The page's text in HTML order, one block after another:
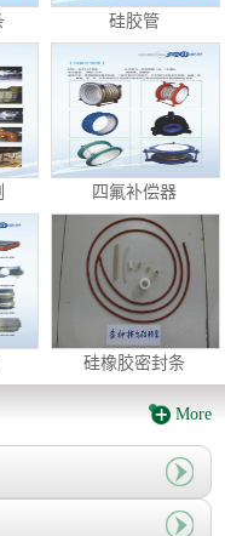
硅胶管
四氟补偿器
硅橡胶密封条
More
客户留言
联系我们